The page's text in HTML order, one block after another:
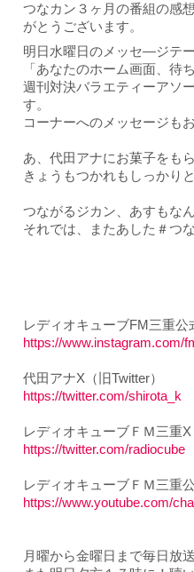
つなカン３ヶ月の番組の感
がとうございます。
明日水曜日のメッセ―ジテー
「あなたのホーム画面、待
週刊対決バラエティーアソ
す。
コーナーへのメッセージも
あ、代田アナにお菓子をも
きょうもつかれもしっかり
つながるジカン、あすもな
それでは、またあした＃つ
レディオキューブFM三重公
https://www.instagram.com/
代田アナX（旧Twitter）
https://twitter.com/shirota_k
レディオキューブＦＭ三重X
https://twitter.com/radiocube
レディオキューブＦＭ三重
https://www.youtube.com/
月曜から金曜日まで毎日放